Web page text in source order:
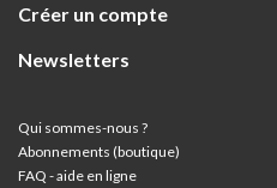
Créer un compte
Newsletters
Qui sommes-nous ?
Abonnements (boutique)
FAQ - aide en ligne